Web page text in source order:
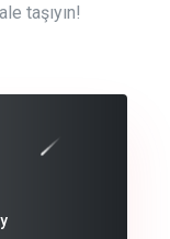
taşıyın!